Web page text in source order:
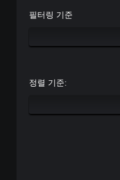
필터링 기준
정렬 기준: